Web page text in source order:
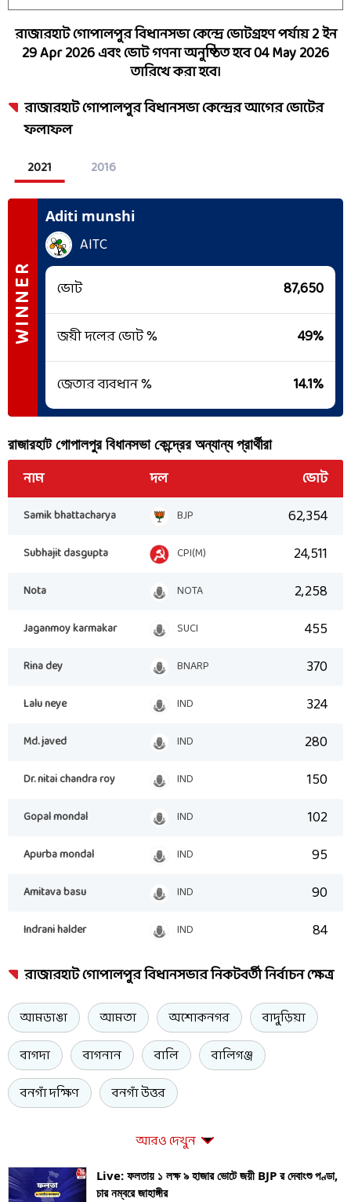
রাজারহাট গোপালপুরবিধানসভা কেন্দ্রে ভোটগ্রহণ পর্যায়2ইন
29 Apr 2026এবং ভোট গণনা অনুষ্ঠিত হবে04 May 2026
তারিখে করা হবে।
রাজারহাট গোপালপুরবিধানসভা কেন্দ্রের আগের ভোটের
ফলাফল
2021 2016
WINNER
Aditi munshi
AITC
ভোট
87,650
জয়ী দলের ভোট %
49%
জেতার ব্যবধান %
14.1%
রাজারহাট গোপালপুরবিধানসভা কেন্দ্রের অন্যান্য প্রার্থীরা
নাম দল ভোট
Samik bhattacharya BJP 62,354
Subhajit dasgupta CPI(M) 24,511
Nota NOTA 2,258
Jaganmoy karmakar SUCI 455
Rina dey BNARP 370
Lalu neye IND 324
Md. javed IND 280
Dr. nitai chandra roy IND 150
Gopal mondal IND 102
Apurba mondal IND 95
Amitava basu IND 90
Indrani halder IND
84
রাজারহাট গোপালপুর বিধানসভার নিকটবর্তী নির্বাচন ক্ষেত্র
আমডাঙা আমতা অশোকনগর
বাদুড়িয়া
বাগদা
বাগনান বালি
বালিগঞ্জ
বনগাঁ দক্ষিণ
বনগাঁ উত্তর
আরও দেখুন
Live: ফলতায় ১ লক্ষ ৯ হাজার ভোটে জয়ী BJP র দেবাংশু পণ্ডা,
চার নম্বরে জাহাঙ্গীর